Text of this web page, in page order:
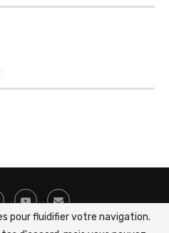
pour fluidifier votre navigation.